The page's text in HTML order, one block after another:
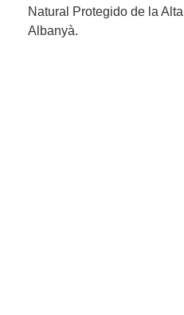
Natural Protegido de la
Albanyà.